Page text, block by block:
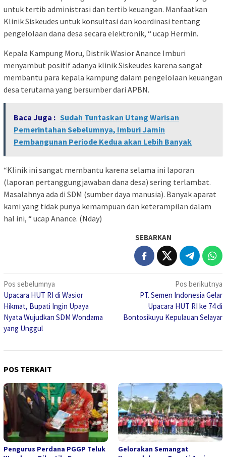
untuk tertib administrasi dan tertib keuangan. Manfaatkan
Klinik Siskeudes untuk konsultasi dan koordinasi tentang
pengelolaan dana desa secara elektronik, “ ucap Hermin.
Kepala Kampung Moru, Distrik Wasior Anance Imburi
menyambut positif adanya klinik Siskeudes karena sangat
membantu para kepala kampung dalam pengelolaan keuangan
desa terutama yang bersumber dari APBN.
Baca Juga : Sudah Tuntaskan Utang Warisan
Pemerintahan Sebelumnya, Imburi Jamin
Pembangunan Periode Kedua akan Lebih Banyak
“Klinik ini sangat membantu karena selama ini laporan
(laporan pertanggungjawaban dana desa) sering terlambat.
Masalahnya ada di SDM (sumber daya manusia). Banyak aparat
kami yang tidak punya kemampuan dan keterampilan dalam
hal ini, “ ucap Anance. (Nday)
SEBARKAN
Navigasi
pos
Pos sebelumnya
Upacara HUT RI di Wasior
Hikmat, Bupati Ingin Upaya
Nyata Wujudkan SDM Wondama
yang Unggul
Pos berikutnya
PT. Semen Indonesia Gelar
Upacara HUT RI ke 74 di
Bontosikuyu Kepulauan Selayar
POS TERKAIT
Pengurus Perdana PGGP Teluk
Gelorakan Semangat